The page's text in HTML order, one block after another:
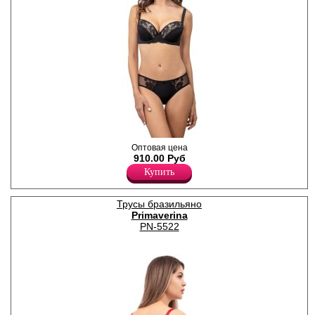
Бюстгальтер женский с
формованными чашками на
стане, на каркасах, гладкие.
Верхняя часть чашек
украшена кружевом.
Бретели регулируются по
длине, несъемные.
Полиамид 85%
Эластан 15%
Оптовая цена
910.00 Руб
Купить
Трусы бразильяно
Primaverina
PN-5522